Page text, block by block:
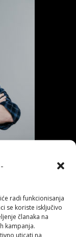
radi funkcionisanja
se koriste isključivo
članaka na
kampanja.
uticati na
BiH).